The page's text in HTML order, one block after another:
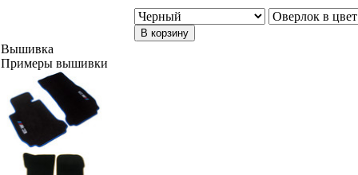
В корзину
Вышивка
Примеры вышивки